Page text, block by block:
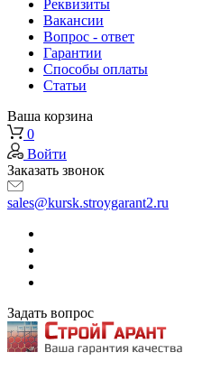
Реквизиты
Вакансии
Вопрос - ответ
Гарантии
Способы оплаты
Статьи
Ваша корзина
0
Войти
Заказать звонок
sales@kursk.stroygarant2.ru
Задать вопрос